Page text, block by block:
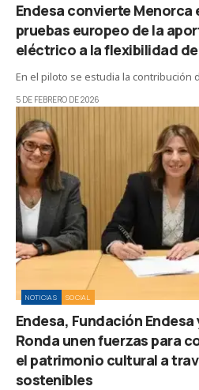
Endesa convierte Menorca
pruebas europeo de la
eléctrico a la flexibilidad
En el piloto se estudia la contribución
5 DE FEBRERO DE 2026
NOTICIAS SOCIAL
Endesa, Fundación
Ronda unen fuerzas para
el patrimonio cultural a
sostenibles